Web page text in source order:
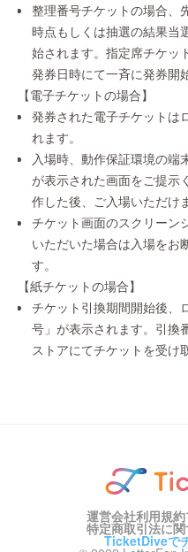
整理番号チケットの場合、
時点もしくは抽選の結果当
始されます。指定席チケッ
発券日時にて一斉に発券開
【電子チケットの場合】
発券された電子チケットは
れます。
入場時、動作保証環境の端
が表示された画面をご提示
作した後、ご入場いただけ
チケット画面のスクリーン
いただいた場合は入場をお
す。
【紙チケットの場合】
チケット引換期間開始後、
号」が表示されます。引換
ストアにてチケットを受け
運営会社利用規約
特定商取引法に
TicketDiveで